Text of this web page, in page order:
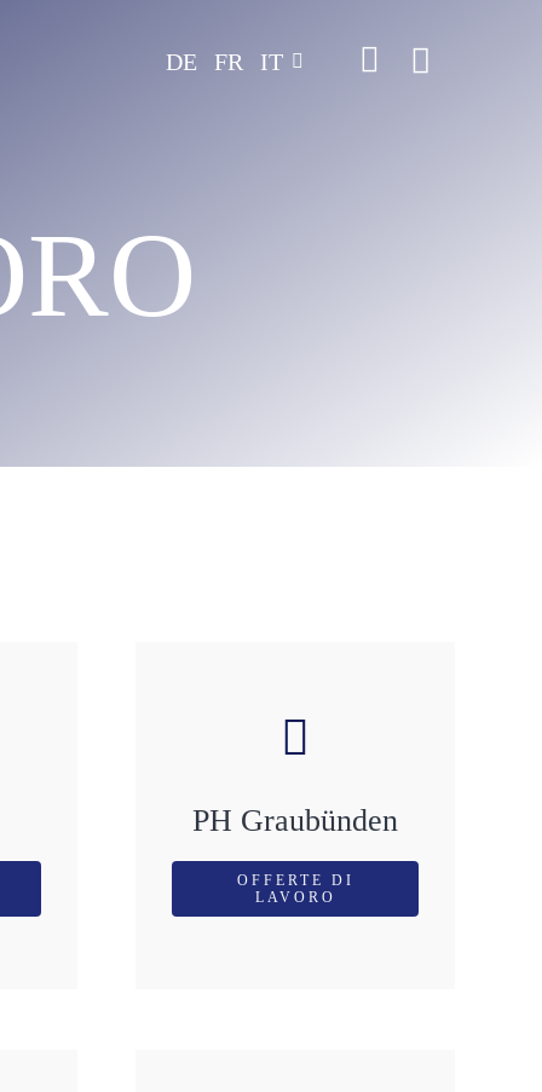
DE FR IT
PH Graubünden
OFFERTE DI
LAVORO